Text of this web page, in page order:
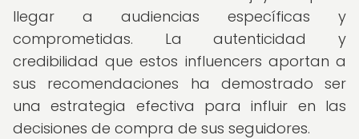
llegar a audiencias específicas y
comprometidas. La autenticidad y
credibilidad que estos influencers aportan a
sus recomendaciones ha demostrado ser
una estrategia efectiva para influir en las
decisiones de compra de sus seguidores.